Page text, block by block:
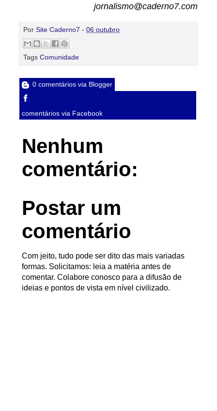
jornalismo@caderno7.com
Por Site Caderno7 - 06 outubro
Tags Comunidade
0 comentários via Blogger
comentários via Facebook
Nenhum
comentário:
Postar um
comentário
Com jeito, tudo pode ser dito das mais variadas
formas. Solicitamos: leia a matéria antes de
comentar. Colabore conosco para a difusão de
ideias e pontos de vista em nível civilizado.